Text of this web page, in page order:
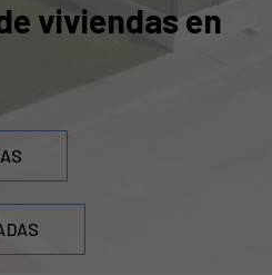
viviendas en